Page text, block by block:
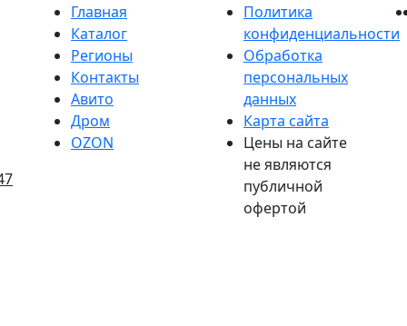
Главная
Каталог
Регионы
Контакты
Авито
Дром
OZON
Политика
конфиденциальности
Обработка
персональных
данных
Карта сайта
Цены на сайте
не являются
публичной
офертой